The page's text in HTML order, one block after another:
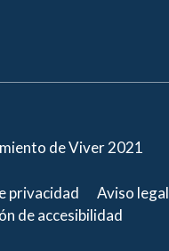
de Viver 2021
privacidad
Aviso legal
de accesibilidad